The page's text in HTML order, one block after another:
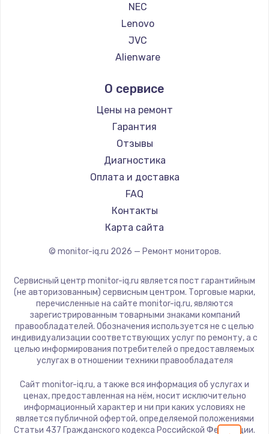
Замена жесткого диска
750 руб.
Заказать
Ремонт цепей питания
2500 руб.
Заказать
Замена видеокарты
1600 руб.
Заказать
Ремонт разъема питания
880 руб.
Замена видеочипа
2745 руб.
Заказать
2600 руб.
Заказать
NEC
Lenovo
JVC
Alienware
Thunderobot
Hisense
АОС
Ardor
Machenike
iru
Titan Army
iFFALCON
Dahua
О сервисе
Цены на ремонт
Гарантия
Отзывы
Диагностика
Оплата и доставка
FAQ
Контакты
Карта сайта
© monitor-iq.ru 2026 — Ремонт мониторов.
Сервисный центр monitor-iq.ru является пост гарантийным
(не авторизованным) сервисным центром. Торговые марки,
перечисленные на сайте monitor-iq.ru, являются
зарегистрированным товарными знаками компаний
правообладателей. Обозначения используется не с целью
индивидуализации соответствующих услуг по ремонту, а с
целью информирования потребителей о предоставляемых
услугах в отношении техники правообладателя
Сайт monitor-iq.ru, а также вся информация об услугах и
ценах, предоставленная на нём, носит исключительно
информационный характер и ни при каких условиях не
является публичной офертой, определяемой положениями
Статьи 437 Гражданского кодекса Российской Федерации.